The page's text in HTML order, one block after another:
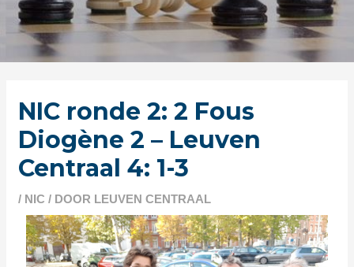
NIC ronde 2: 2 Fous
Diogène 2 – Leuven
Centraal 4: 1-3
/ NIC / DOOR LEUVEN CENTRAAL